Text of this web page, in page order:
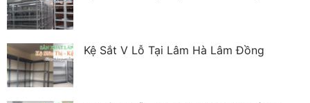
Kệ Sắt V Lỗ Tại Lâm Hà Lâm Đồng